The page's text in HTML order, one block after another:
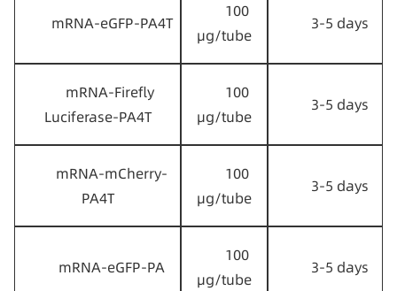
mRNA-eGFP-PA4T
100
μg/tube
3-5 days
mRNA-Firefly
Luciferase-PA4T
100
μg/tube
3-5 days
mRNA-mCherry-
PA4T
100
μg/tube
3-5 days
mRNA-eGFP-PA
100
μg/tube
3-5 days